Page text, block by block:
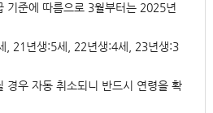
기준에 따름으로 3월부터는 2025년
21년생:5세, 22년생:4세, 23년생:3
경우 자동 취소되니 반드시 연령을 확